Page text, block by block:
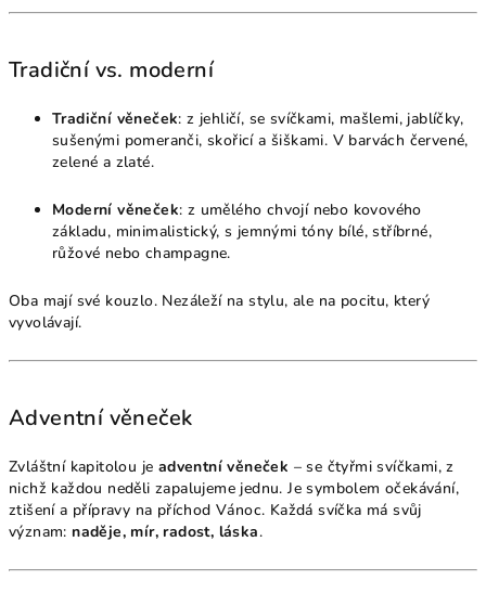
Tradiční vs. moderní
Tradiční věneček: z jehličí, se svíčkami, mašlemi, jablíčky,
sušenými pomeranči, skořicí a šiškami. V barvách červené,
zelené a zlaté.
Moderní věneček: z umělého chvojí nebo kovového
základu, minimalistický, s jemnými tóny bílé, stříbrné,
růžové nebo champagne.
Oba mají své kouzlo. Nezáleží na stylu, ale na pocitu, který
vyvolávají.
Adventní věneček
Zvláštní kapitolou je adventní věneček – se čtyřmi svíčkami, z
nichž každou neděli zapalujeme jednu. Je symbolem očekávání,
ztišení a přípravy na příchod Vánoc. Každá svíčka má svůj
význam: naděje, mír, radost, láska.